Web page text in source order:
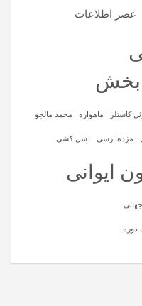
عصر اطلاعات
کاستلز ماهواره‌ محمد مالجو
مژده ارسی نسل کشی
ایوانی
دوره